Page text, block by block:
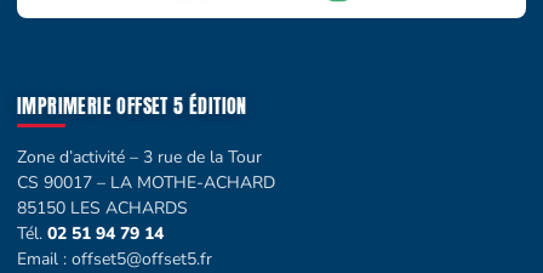
IMPRIMERIE OFFSET 5 ÉDITION
Zone d’activité – 3 rue de la Tour
CS 90017 – LA MOTHE-ACHARD
85150 LES ACHARDS
Tél. 02 51 94 79 14
Email : offset5@offset5.fr